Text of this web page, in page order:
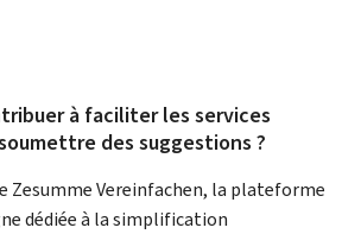
à faciliter les services
des suggestions ?
Zesumme Vereinfachen, la plateforme
dédiée à la simplification